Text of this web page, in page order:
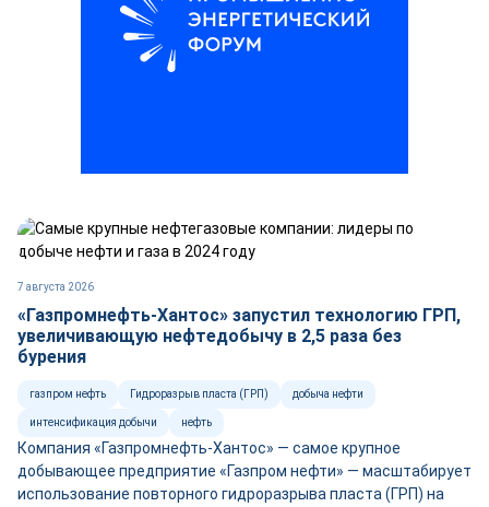
7 августа 2026
«Газпромнефть-Хантос» запустил технологию ГРП,
увеличивающую нефтедобычу в 2,5 раза без
бурения
газпром нефть Гидроразрыв пласта (ГРП) добыча нефти
интенсификация добычи нефть
Компания «Газпромнефть-Хантос» — самое крупное
добывающее предприятие «Газпром нефти» — масштабирует
использование повторного гидроразрыва пласта (ГРП) на